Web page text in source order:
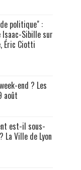
politique" :
Sibille sur
Éric Ciotti
end ? Les
août
est-il sous-
La Ville de Lyon